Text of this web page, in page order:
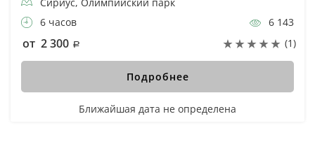
6 часов
6 143
от 2 300 (1)
Подробнее
Ближайшая дата не определена